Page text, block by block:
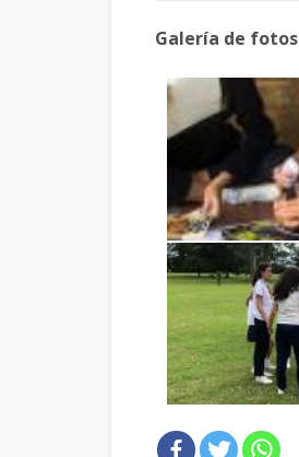
Galería de fotos